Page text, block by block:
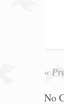
«
No